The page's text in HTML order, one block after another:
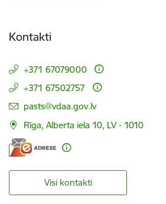
Kontakti
+371 67079000
+371 67502757
E-pasts:
pasts@vdaa.gov.lv
Rīga, Alberta iela 10, LV - 1010
Visi kontakti